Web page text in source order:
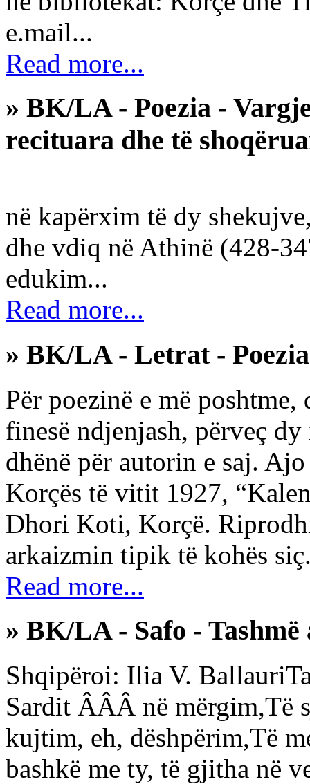
e.mail...
Read more...
» BK/LA - Poezia -
recituara dhe të
në kapërxim të dy
dhe vdiq në Athinë (428-
edukim...
Read more...
» BK/LA - Letrat -
Për poezinë e më
finesë ndjenjash, përveç
dhënë për autorin e saj.
Korçës të vitit 1927,
Dhori Koti, Korçë.
arkaizmin tipik të kohës
Read more...
» BK/LA - Safo -
Shqipëroi: Ilia V.
Sardit ÂÂÂ në mërgim,Të
kujtim, eh, dëshpërim,Të
bashkë me ty, të gjitha në